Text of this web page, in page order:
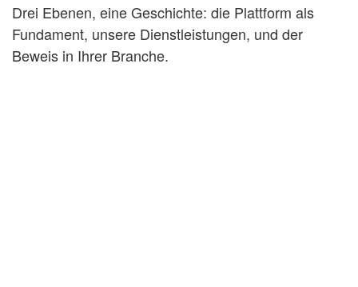
Drei Ebenen, eine Geschichte: die Plattform als
Fundament, unsere Dienstleistungen, und der
Beweis in Ihrer Branche.